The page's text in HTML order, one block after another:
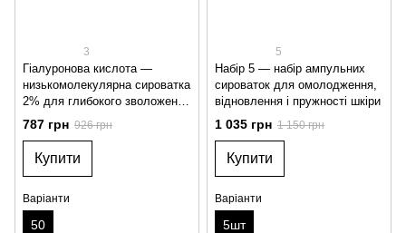
3
Гіалуронова кислота —
низькомолекулярна сироватка
2% для глибокого зволоження
шкіри
787 грн 926 грн
Купити
Варіанти
50
5
Набір 5 — набір ампульних
сироваток для омолодження,
відновлення і пружності шкіри
1 035 грн 1 150 грн
Купити
Варіанти
5шт